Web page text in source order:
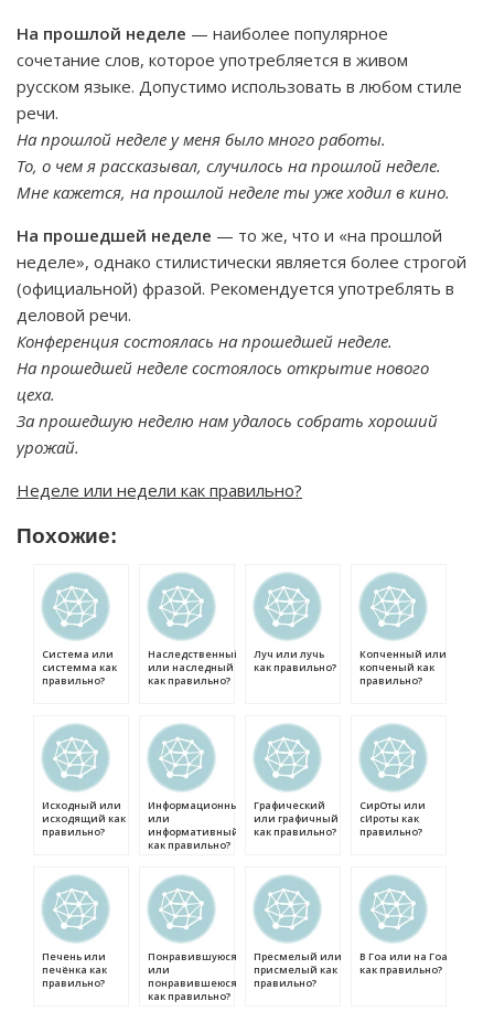
На прошлой неделе — наиболее популярное
сочетание слов, которое употребляется в живом
русском языке. Допустимо использовать в любом стиле
речи.
На прошлой неделе у меня было много работы.
То, о чем я рассказывал, случилось на прошлой неделе.
Мне кажется, на прошлой неделе ты уже ходил в кино.
На прошедшей неделе — то же, что и «на прошлой
неделе», однако стилистически является более строгой
(официальной) фразой. Рекомендуется употреблять в
деловой речи.
Конференция состоялась на прошедшей неделе.
На прошедшей неделе состоялось открытие нового
цеха.
За прошедшую неделю нам удалось собрать хороший
урожай.
Неделе или недели как правильно?
Похожие:
Система или
системма как
правильно?
Наследственный
или наследный
как правильно?
Луч или лучь
как правильно?
Копченный или
копченый как
правильно?
Исходный или
исходящий как
правильно?
Информационный
или
информативный
как правильно?
Графический
или графичный
как правильно?
СирОты или
сИроты как
правильно?
Печень или
печёнка как
правильно?
Понравившуюся
или
понравившеюся
как правильно?
Пресмелый или
присмелый как
правильно?
В Гоа или на Гоа
как правильно?